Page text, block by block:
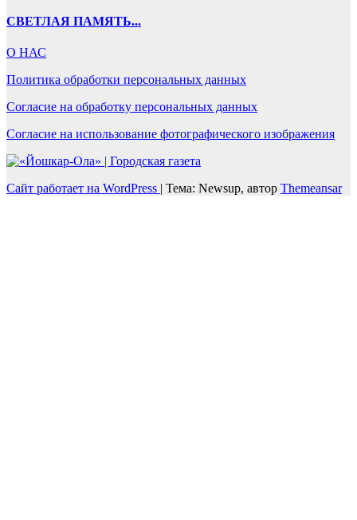
СВЕТЛАЯ ПАМЯТЬ...
О НАС
Политика обработки персональных данных
Согласие на обработку персональных данных
Согласие на использование фотографического изображения
Сайт работает на WordPress | Тема: Newsup, автор Themeansar